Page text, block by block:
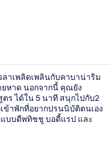
าเพลิดเพลินกับคาบาน่าริม
หาด นอกจากนี้ คุณยัง
ร ได้ใน 5 นาที สนุกไปกับ2
ข้าพักที่อยากปรนนิบัติตนเอง
บบดีพทิชชู บอดี้แรป และ
ไฮไลท์เพิ่มเติมในโรงแรม
ริมสระว่ายน้ำ และฟิตเนส